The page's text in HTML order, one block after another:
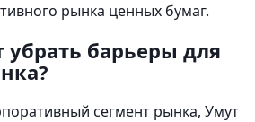
рынка ценных бумаг.
барьеры для
сегмент рынка, Умут